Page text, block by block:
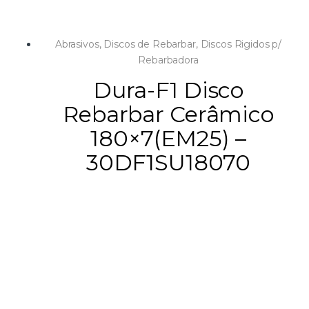
Abrasivos, Discos de Rebarbar, Discos Rigidos p/
Rebarbadora
Dura-F1 Disco
Rebarbar Cerâmico
180×7(EM25) –
30DF1SU18070